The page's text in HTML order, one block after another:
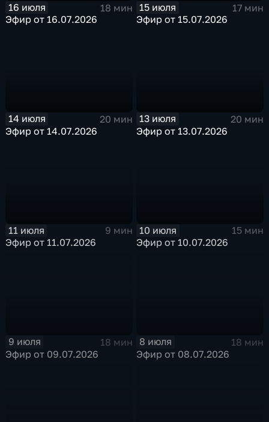
16 июля
18 мин
Эфир от 16.07.2026
15 июля
17 мин
Эфир от 15.07.2026
14 июля
20 мин
Эфир от 14.07.2026
13 июля
20 мин
Эфир от 13.07.2026
11 июля
9 мин
Эфир от 11.07.2026
10 июля
15 мин
Эфир от 10.07.2026
9 июля
18 мин
Эфир от 09.07.2026
8 июля
18 мин
Эфир от 08.07.2026